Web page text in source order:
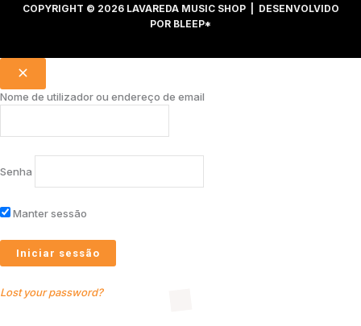
COPYRIGHT © 2026 LAVAREDA MUSIC SHOP | DESENVOLVIDO
POR BLEEP*
Nome de utilizador ou endereço de email
Senha
Manter sessão
Lost your password?